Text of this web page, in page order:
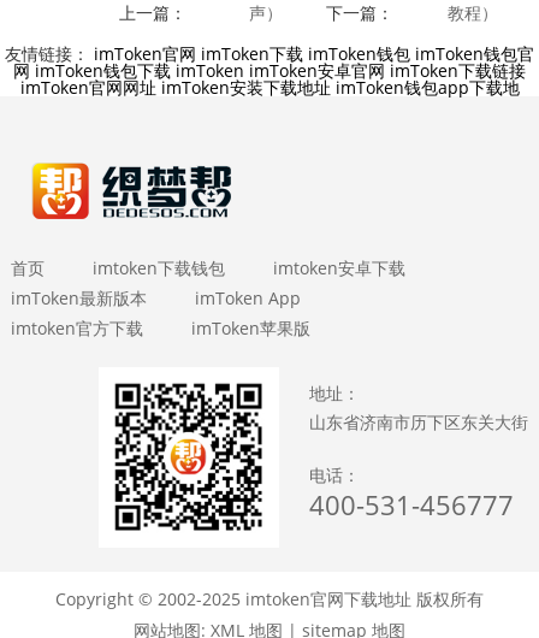
上一篇：
声）
下一篇：
教程）
友情链接： imToken官网 imToken下载 imToken钱包 imToken钱包官
网 imToken钱包下载 imToken imToken安卓官网 imToken下载链接
imToken官网网址 imToken安装下载地址 imToken钱包app下载地
首页 imtoken下载钱包
imtoken安卓下载
imToken最新版本
imToken App
imtoken官方下载
imToken苹果版
地址：
山东省济南市历下区东关大街
电话：
400-531-456777
Copyright © 2002-2025 imtoken官网下载地址 版权所有
网站地图: XML 地图 | sitemap 地图